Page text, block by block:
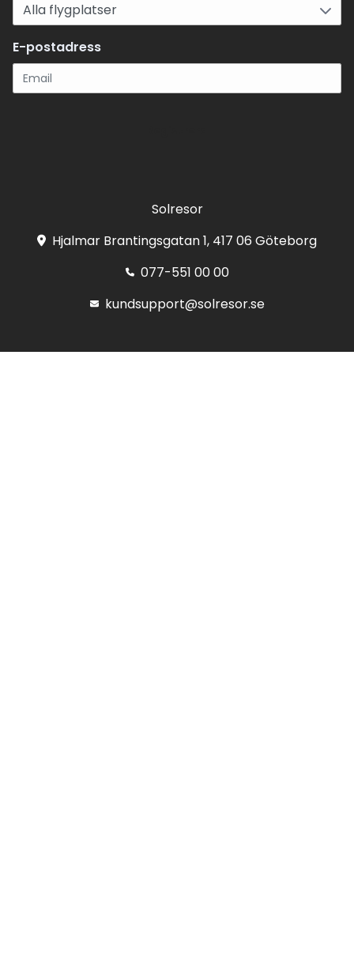
E-postadress
Solresor
Hjalmar Brantingsgatan 1, 417 06 Göteborg
077-551 00 00
kundsupport@solresor.se